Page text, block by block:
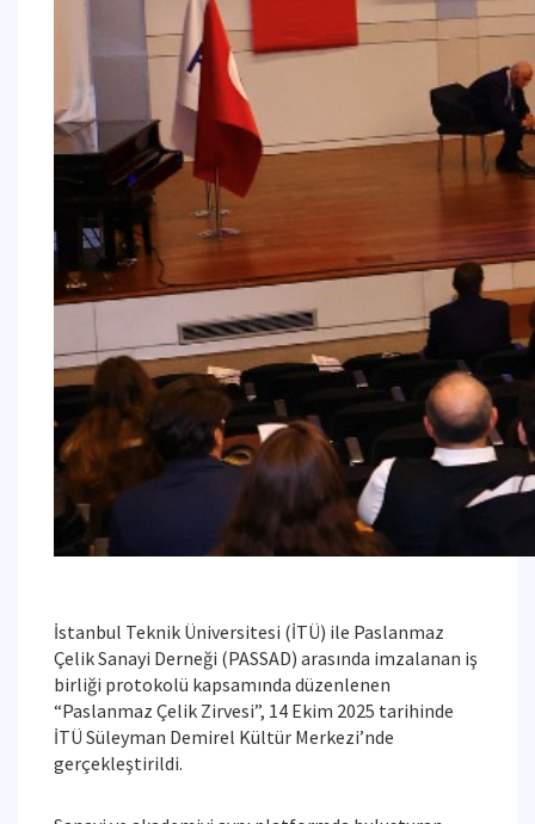
İstanbul Teknik Üniversitesi (İTÜ) ile Paslanmaz
Çelik Sanayi Derneği (PASSAD) arasında imzalanan iş
birliği protokolü kapsamında düzenlenen
“Paslanmaz Çelik Zirvesi”, 14 Ekim 2025 tarihinde
İTÜ Süleyman Demirel Kültür Merkezi’nde
gerçekleştirildi.